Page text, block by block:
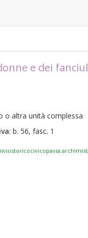
e dei
o altra unità complessa
: b. 56, fasc. 1